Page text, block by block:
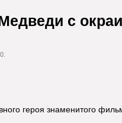
с
героя знаменитого